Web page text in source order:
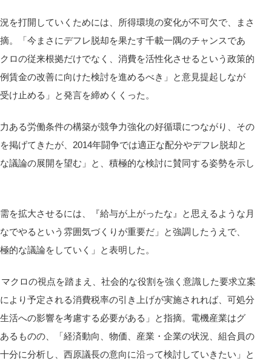
を打開していくためには、所得環境の変化が不可欠で、まさ
。「今まさにデフレ脱却を果たす千載一隅のチャンスであ
ロの従来根拠だけでなく、消費を活性化させるという政策的
賃金の改善に向けた検討を進めるべき」と意見提起しなが
け止める」と発言を締めくくった。
ある労働条件の構築が競争力強化の好循環につながり、その
掲げてきたが、2014年闘争では適正な配分やデフレ脱却と
議論の展開を望む」と、積極的な検討に賛同する姿勢を示し
を拡大させるには、『給与が上がったな』と思えるような月
でやるという雰囲気づくりが重要だ」と強調したうえで、
的な議論をしていく」と表明した。
クロの視点を踏まえ、社会的な役割を強く意識した要求立案
より予定される消費税率の引き上げが実施されれば、可処分
活への影響を考慮する必要がある」と指摘。電機産業はグ
るものの、「経済動向、物価、産業・企業の状況、組合員の
分に分析し、西原議長の意向に沿って検討していきたい」と